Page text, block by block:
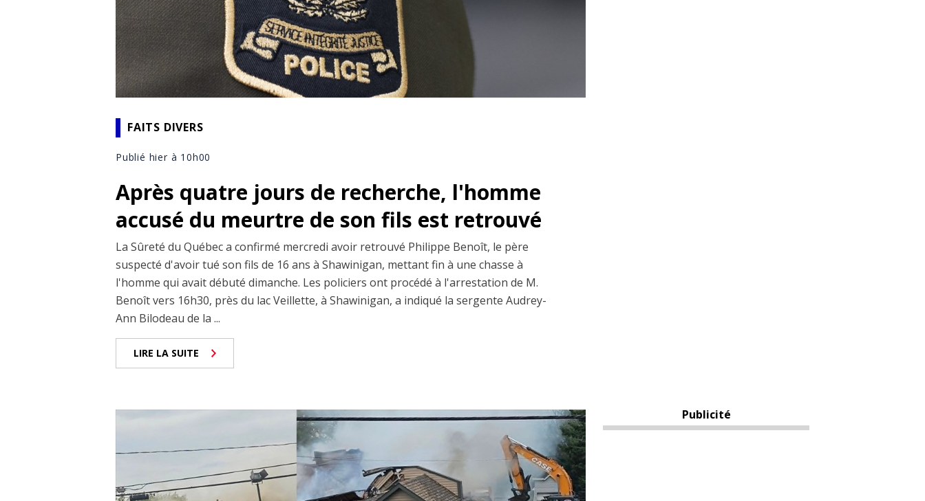
FAITS DIVERS
Publié hier à 10h00
Après quatre jours de recherche, l'homme
accusé du meurtre de son fils est retrouvé
La Sûreté du Québec a confirmé mercredi avoir retrouvé Philippe Benoît, le père
suspecté d'avoir tué son fils de 16 ans à Shawinigan, mettant fin à une chasse à
l'homme qui avait débuté dimanche. Les policiers ont procédé à l'arrestation de M.
Benoît vers 16h30, près du lac Veillette, à Shawinigan, a indiqué la sergente Audrey-
Ann Bilodeau de la ...
LIRE LA SUITE
Publicité